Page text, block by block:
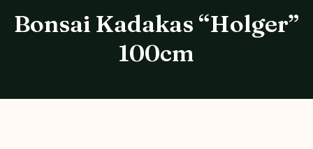
Bonsai Kadakas “Holger”
100cm